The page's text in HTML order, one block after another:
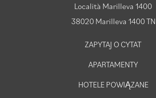
Località Marilleva 1400
38020 Marilleva 1400 TN
ZAPYTAJ O CYTAT
APARTAMENTY
HOTELE POWIĄZANE